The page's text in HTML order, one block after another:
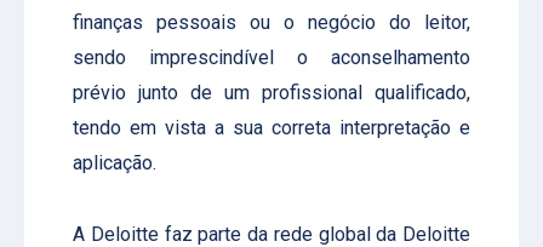
finanças pessoais ou o negócio do leitor,
sendo imprescindível o aconselhamento
prévio junto de um profissional qualificado,
tendo em vista a sua correta interpretação e
aplicação.
A Deloitte faz parte da rede global da Deloitte